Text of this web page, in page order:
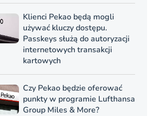
Klienci Pekao będą mogli
używać kluczy dostępu.
Passkeys służą do autoryzacji
internetowych transakcji
kartowych
Czy Pekao będzie oferować
punkty w programie Lufthansa
Group Miles & More?